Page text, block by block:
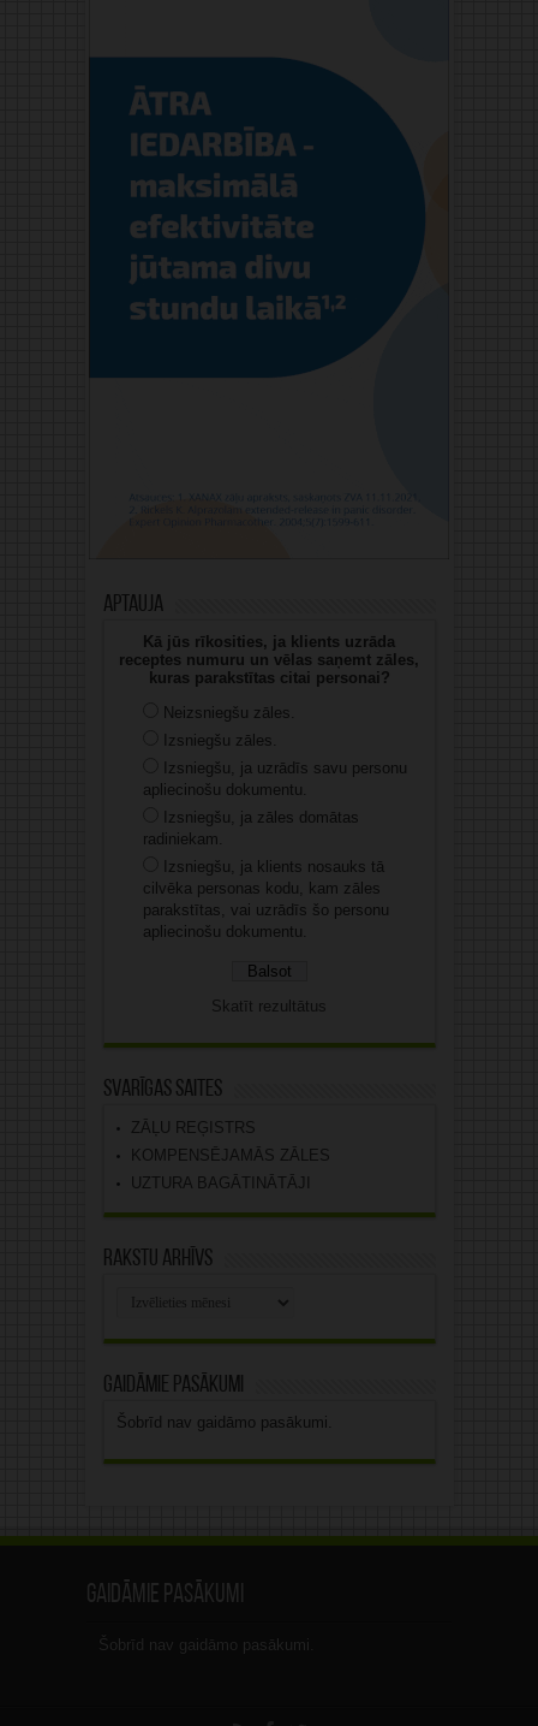
Aptauja
Kā jūs rīkosities, ja klients uzrāda
receptes numuru un vēlas saņemt zāles,
kuras parakstītas citai personai?
Neizsniegšu zāles.
Izsniegšu zāles.
Izsniegšu, ja uzrādīs savu personu
apliecinošu dokumentu.
Izsniegšu, ja zāles domātas
radiniekam.
Izsniegšu, ja klients nosauks tā
cilvēka personas kodu, kam zāles
parakstītas, vai uzrādīs šo personu
apliecinošu dokumentu.
Skatīt rezultātus
Svarīgas saites
ZĀĻU REĢISTRS
KOMPENSĒJAMĀS ZĀLES
UZTURA BAGĀTINĀTĀJI
Rakstu arhīvs
Gaidāmie pasākumi
Šobrīd nav gaidāmo pasākumi.
Gaidāmie pasākumi
Šobrīd nav gaidāmo pasākumi.